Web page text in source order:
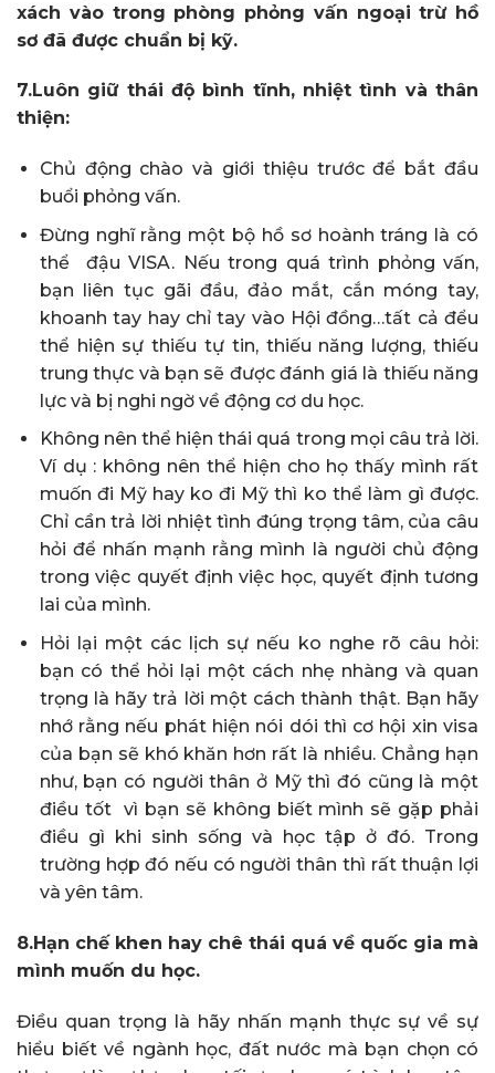
xách vào trong phòng phỏng vấn ngoại trừ hồ
sơ đã được chuẩn bị kỹ.
7.Luôn giữ thái độ bình tĩnh, nhiệt tình và thân
thiện:
Chủ động chào và giới thiệu trước để bắt đầu
buổi phỏng vấn.
Đừng nghĩ rằng một bộ hồ sơ hoành tráng là có
thể đậu VISA. Nếu trong quá trình phỏng vấn,
bạn liên tục gãi đầu, đảo mắt, cắn móng tay,
khoanh tay hay chỉ tay vào Hội đồng…tất cả đểu
thể hiện sự thiếu tự tin, thiếu năng lượng, thiếu
trung thực và bạn sẽ được đánh giá là thiếu năng
lực và bị nghi ngờ về động cơ du học.
Không nên thể hiện thái quá trong mọi câu trả lời.
Ví dụ : không nên thể hiện cho họ thấy mình rất
muốn đi Mỹ hay ko đi Mỹ thì ko thể làm gì được.
Chỉ cần trả lời nhiệt tình đúng trọng tâm, của câu
hỏi để nhấn mạnh rằng mình là người chủ động
trong việc quyết định việc học, quyết định tương
lai của mình.
Hỏi lại một các lịch sự nếu ko nghe rõ câu hỏi:
bạn có thể hỏi lại một cách nhẹ nhàng và quan
trọng là hãy trả lời một cách thành thật. Bạn hãy
nhớ rằng nếu phát hiện nói dói thì cơ hội xin visa
của bạn sẽ khó khăn hơn rất là nhiều. Chẳng hạn
như, bạn có người thân ở Mỹ thì đó cũng là một
điều tốt vì bạn sẽ không biết mình sẽ gặp phải
điều gì khi sinh sống và học tập ở đó. Trong
trường hợp đó nếu có người thân thì rất thuận lợi
và yên tâm.
8.Hạn chế khen hay chê thái quá về quốc gia mà
mình muốn du học.
Điều quan trọng là hãy nhấn mạnh thực sự về sự
hiểu biết về ngành học, đất nước mà bạn chọn có